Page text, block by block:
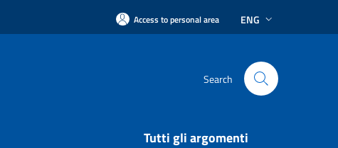
Access to personal area ENG
Search
Tutti gli argomenti